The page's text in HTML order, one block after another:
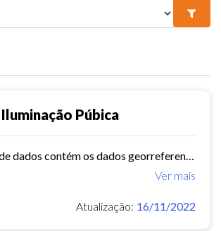
Púbica
Ver mais
Atualização: 16/11/2022